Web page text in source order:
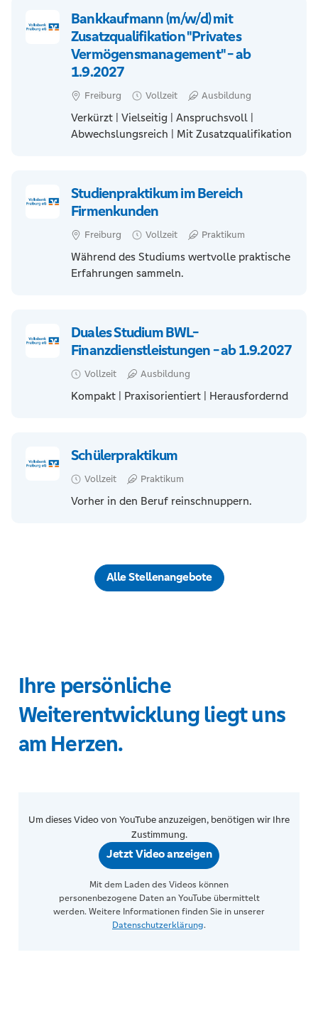
Bankkaufmann (m/w/d) mit
Zusatzqualifikation "Privates
Vermögensmanagement" - ab
1.9.2027
Freiburg Vollzeit Ausbildung
Verkürzt | Vielseitig | Anspruchsvoll |
Abwechslungsreich | Mit Zusatzqualifikation
Studienpraktikum im Bereich
Firmenkunden
Freiburg Vollzeit Praktikum
Während des Studiums wertvolle praktische
Erfahrungen sammeln.
Duales Studium BWL-
Finanzdienstleistungen - ab 1.9.2027
Vollzeit Ausbildung
Kompakt | Praxisorientiert | Herausfordernd
Schülerpraktikum
Vollzeit Praktikum
Vorher in den Beruf reinschnuppern.
Alle Stellenangebote
Ihre persönliche
Weiterentwicklung liegt uns
am Herzen.
Um dieses Video von YouTube anzuzeigen, benötigen wir Ihre
Zustimmung.
Jetzt Video anzeigen
Mit dem Laden des Videos können
personenbezogene Daten an YouTube übermittelt
werden. Weitere Informationen finden Sie in unserer
Datenschutzerklärung.